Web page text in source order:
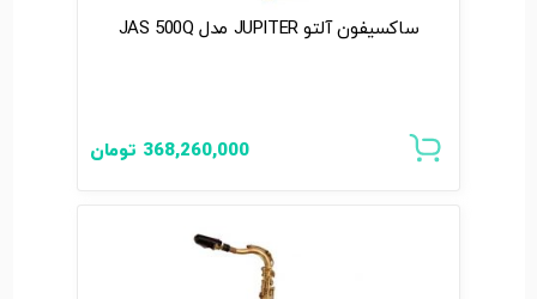
ساکسیفون آلتو JUPITER مدل JAS 500Q
368,260,000 تومان